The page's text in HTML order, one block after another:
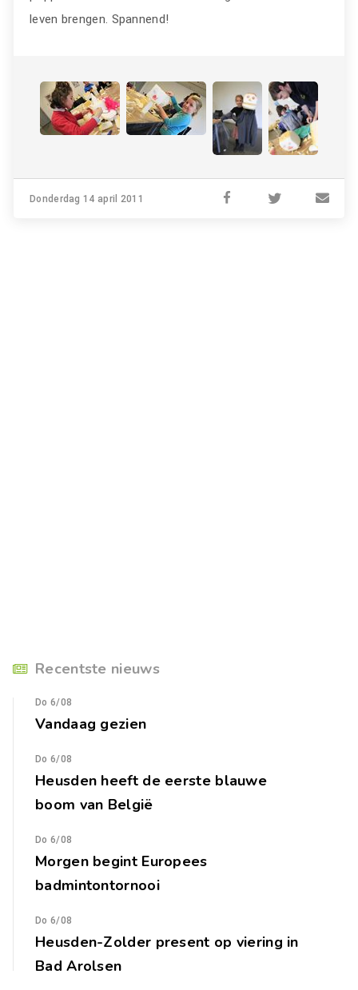
leven brengen. Spannend!
Donderdag 14 april 2011
Recentste nieuws
Do 6/08
Vandaag gezien
Do 6/08
Heusden heeft de eerste blauwe
boom van België
Do 6/08
Morgen begint Europees
badmintontornooi
Do 6/08
Heusden-Zolder present op viering in
Bad Arolsen